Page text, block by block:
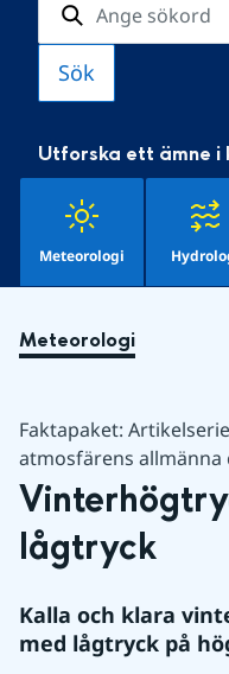
Utforska ett ämne i
Meteorologi
Meteorologi
Faktapaket:
atmosfärens
lågtryck
Kalla och klara
med lågtryck på